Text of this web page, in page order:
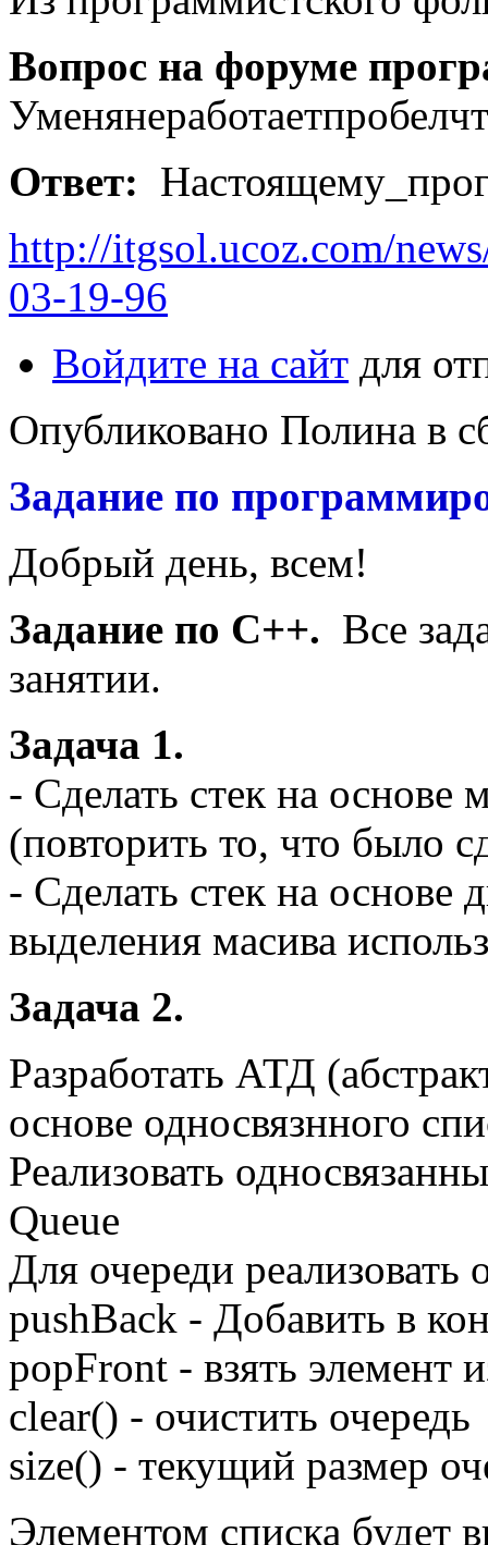
Вопрос на форуме
Ответ:
http://itgsol.ucoz.com/
03-19-96
Войдите на сайт для
Опубликовано Полина в
Задание по
Добрый день, всем!
Задание по С++. Все
занятии.
Задача 1.
- Сделать стек на основе
(повторить то, что было
- Сделать стек на основе
выделения масива
Задача 2.
Разработать АТД
основе односвязнного
Реализовать
Queue
Для очереди реализовать
pushBack - Добавить в
popFront - взять элемент
clear() - очистить очередь
size() - текущий размер
Элементом списка будет